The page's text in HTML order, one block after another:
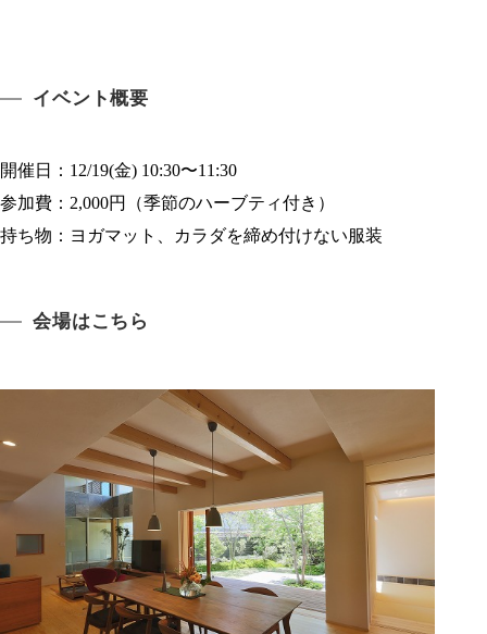
イベント概要
開催日：12/19(金) 10:30〜11:30
参加費：2,000円（季節のハーブティ付き）
持ち物：ヨガマット、カラダを締め付けない服装
会場はこちら